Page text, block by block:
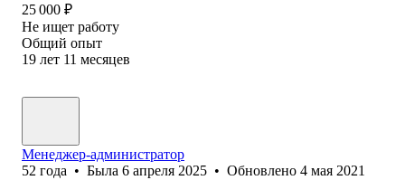
25 000 ₽
Не ищет работу
Общий опыт
19 лет 11 месяцев
Менеджер-администратор
52 года • Была 6 апреля 2025 • Обновлено 4 мая 2021